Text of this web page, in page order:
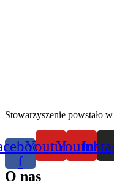
Stowarzyszenie powstało
f
YoutubeYoutube
O nas